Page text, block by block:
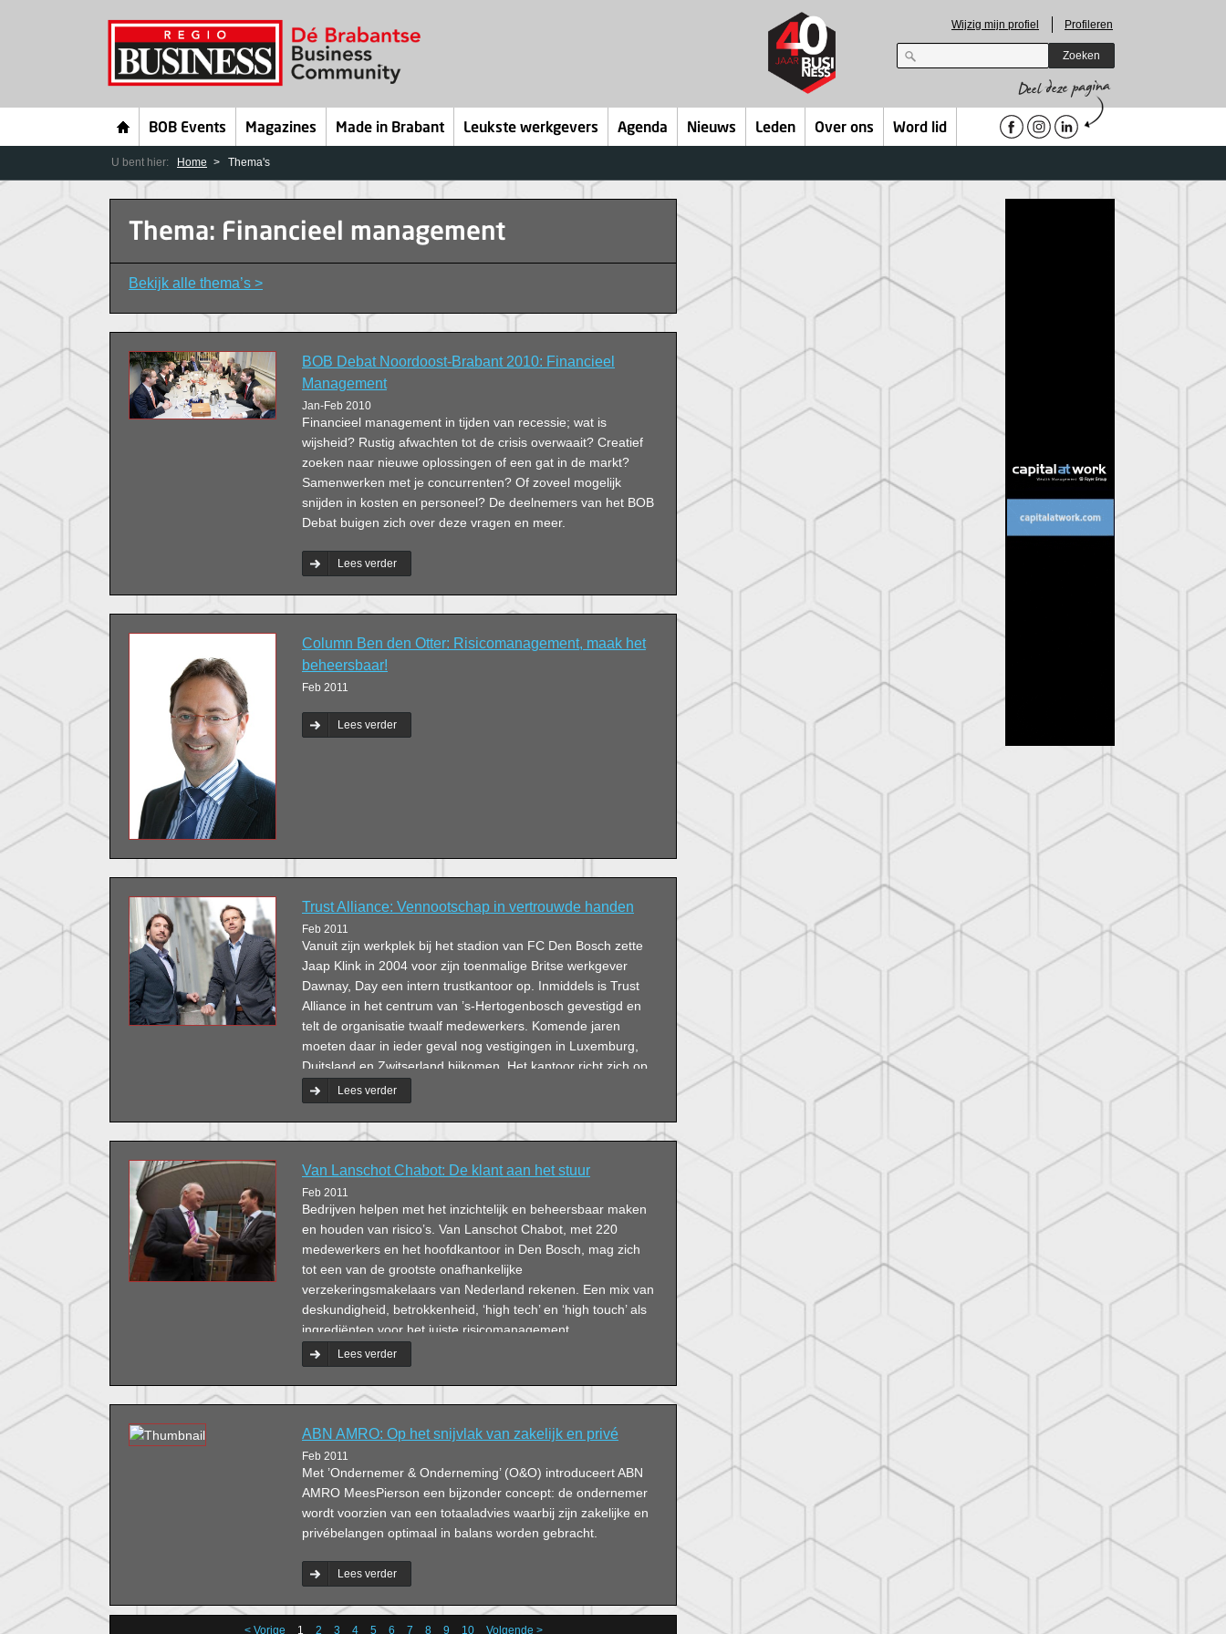
Wijzig mijn profiel Profileren
Zoeken
BOB Events Magazines Made in Brabant Leukste werkgevers Agenda Nieuws Leden Over ons Word lid
U bent hier: Home Thema's
Thema: Financieel management
Bekijk alle thema’s >
BOB Debat Noordoost-Brabant 2010: Financieel
Management
Jan-Feb 2010
Financieel management in tijden van recessie; wat is
wijsheid? Rustig afwachten tot de crisis overwaait? Creatief
zoeken naar nieuwe oplossingen of een gat in de markt?
Samenwerken met je concurrenten? Of zoveel mogelijk
snijden in kosten en personeel? De deelnemers van het BOB
Debat buigen zich over deze vragen en meer.
Lees verder
Column Ben den Otter: Risicomanagement, maak het
beheersbaar!
Feb 2011
Lees verder
Trust Alliance: Vennootschap in vertrouwde handen
Feb 2011
Vanuit zijn werkplek bij het stadion van FC Den Bosch zette
Jaap Klink in 2004 voor zijn toenmalige Britse werkgever
Dawnay, Day een intern trustkantoor op. Inmiddels is Trust
Alliance in het centrum van ’s-Hertogenbosch gevestigd en
telt de organisatie twaalf medewerkers. Komende jaren
moeten daar in ieder geval nog vestigingen in Luxemburg,
Duitsland en Zwitserland bijkomen. Het kantoor richt zich op
het beheer van vennootschappen en heeft vooralsnog veel
ervaring met het administreren en besturen van
vennootschappen die direct of indirect investeren in
onroerend goed. Met de komst van de ervaren
registeraccountant Jan Jaap Kuiper in 2010 wil Trust Alliance
zich ook meer op andere branches en type klanten gaan
richten. Voor insiders bekend, maar velen zijn niet vertrouwd
met de dienstverlening van trustkantoren. Tijd voor
verandering.
Lees verder
Van Lanschot Chabot: De klant aan het stuur
Feb 2011
Bedrijven helpen met het inzichtelijk en beheersbaar maken
en houden van risico’s. Van Lanschot Chabot, met 220
medewerkers en het hoofdkantoor in Den Bosch, mag zich
tot een van de grootste onafhankelijke
verzekeringsmakelaars van Nederland rekenen. Een mix van
deskundigheid, betrokkenheid, ‘high tech’ en ‘high touch’ als
ingrediënten voor het juiste risicomanagement.
Lees verder
ABN AMRO: Op het snijvlak van zakelijk en privé
Feb 2011
Met ’Ondernemer & Onderneming’ (O&O) introduceert ABN
AMRO MeesPierson een bijzonder concept: de ondernemer
wordt voorzien van een totaaladvies waarbij zijn zakelijke en
privébelangen optimaal in balans worden gebracht.
Lees verder
< Vorige 1 2 3 4 5 6 7 8 9 10 Volgende >